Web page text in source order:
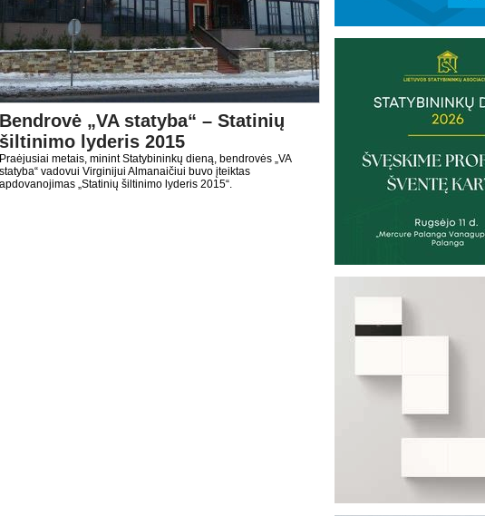
Bendrovė „VA statyba“ – Statinių
šiltinimo lyderis 2015
Praėjusiai metais, minint Statybininkų dieną, bendrovės „VA
statyba“ vadovui Virginijui Almanaičiui buvo įteiktas
apdovanojimas „Statinių šiltinimo lyderis 2015“.